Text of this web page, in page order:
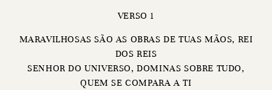
VERSO 1
MARAVILHOSAS SÃO AS OBRAS DE TUAS MÃOS, REI
DOS REIS
SENHOR DO UNIVERSO, DOMINAS SOBRE TUDO,
QUEM SE COMPARA A TI